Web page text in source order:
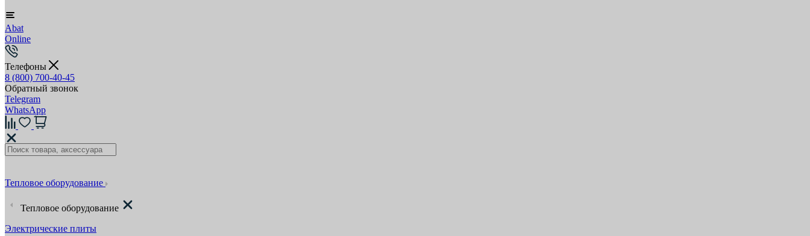
Abat
Online
Телефоны
8 (800) 700-40-45
Обратный звонок
Telegram
WhatsApp
Тепловое оборудование
Тепловое оборудование
Электрические плиты